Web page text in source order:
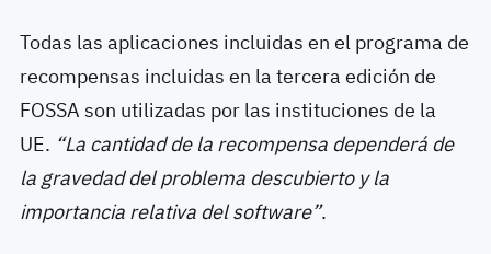
Todas las aplicaciones incluidas en el programa de
recompensas incluidas en la tercera edición de
FOSSA son utilizadas por las instituciones de la
UE. “La cantidad de la recompensa dependerá de
la gravedad del problema descubierto y la
importancia relativa del software”.